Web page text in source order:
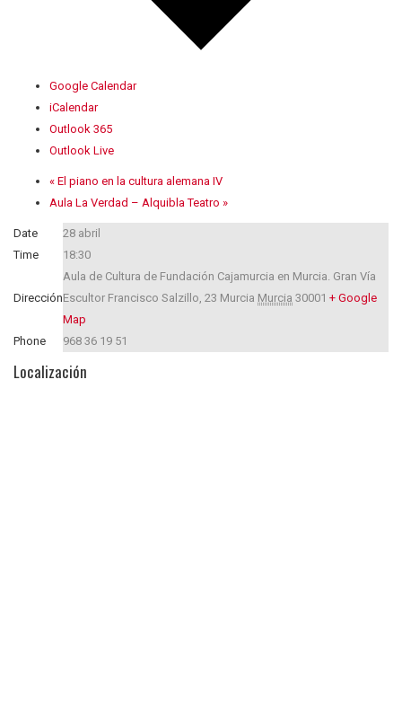
Google Calendar
iCalendar
Outlook 365
Outlook Live
« El piano en la cultura alemana IV
Aula La Verdad – Alquibla Teatro »
Date
28 abril
Time
18:30
Dirección
Aula de Cultura de Fundación Cajamurcia en Murcia. Gran Vía
Escultor Francisco Salzillo, 23 Murcia Murcia 30001 + Google
Map
Phone
968 36 19 51
Localización